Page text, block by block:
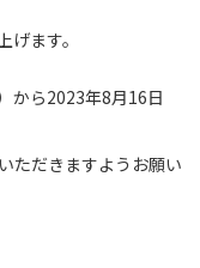
ます。
から2023年8月16日
ただきますようお願い